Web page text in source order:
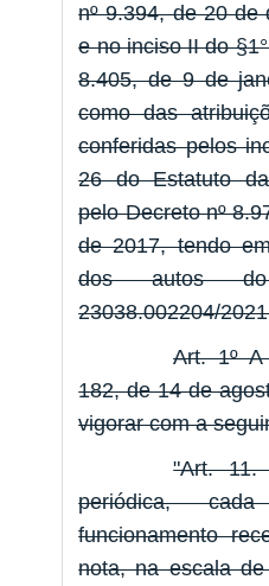
nº 9.394, de 20 de
e no inciso II do
8.405, de 9 de
como das
conferidas pelos
26 do Estatuto
pelo Decreto nº
de 2017, tendo
dos autos
23038.002204/
Art. 1º A
182, de 14 de
vigorar com a
"Art. 11.
periódica,
funcionamento
nota, na escala